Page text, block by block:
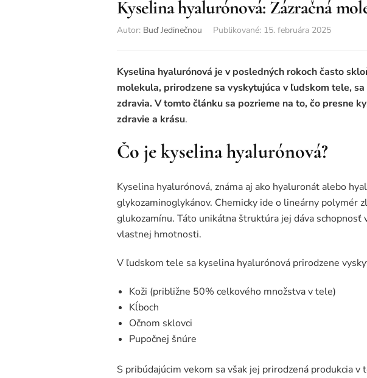
Kyselina hyalurónová: Zázračná
Autor: Buď Jedinečnou Publikované: 15. februára 2025
Kyselina hyalurónová je v posledných rokoch často
molekula, prirodzene sa vyskytujúca v ľudskom tele,
zdravia. V tomto článku sa pozrieme na to, čo presne
zdravie a krásu.
Čo je kyselina hyalurónová?
Kyselina hyalurónová, známa aj ako hyaluronát alebo
glykozaminoglykánov. Chemicky ide o lineárny polymér
glukozamínu. Táto unikátna štruktúra jej dáva
vlastnej hmotnosti.
V ľudskom tele sa kyselina hyalurónová prirodzene
Koži (približne 50% celkového množstva v tele)
Kĺboch
Očnom sklovci
Pupočnej šnúre
S pribúdajúcim vekom sa však jej prirodzená produkcia